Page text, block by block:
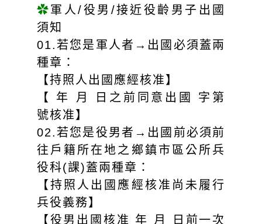
✿軍人/役男/接近役齡男子出國
須知
01.若您是軍人者→出國必須蓋兩
種章：
【持照人出國應經核准】
【 年 月 日之前同意出國 字第
號核准】
02.若您是役男者→出國前必須前
往戶籍所在地之鄉鎮市區公所兵
役科(課)蓋兩種章：
【持照人出國應經核准尚未履行
兵役義務】
【役男出國核准 年 月 日前一次